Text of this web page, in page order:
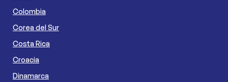
Colombia
Corea del Sur
Costa Rica
Croacia
Dinamarca